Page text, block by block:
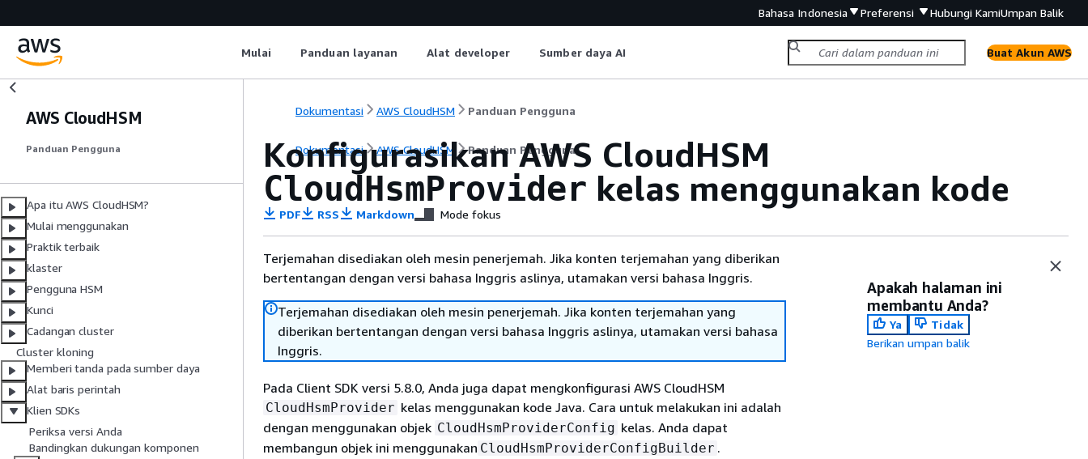
Bahasa Indonesia Preferensi Hubungi KamiUmpan Balik
Mulai Panduan layanan Alat developer Sumber daya AI Buat Akun AWS
AWS CloudHSM
Panduan Pengguna
Apa itu AWS CloudHSM?
Mulai menggunakan
Praktik terbaik
klaster
Pengguna HSM
Kunci
Cadangan cluster
Cluster kloning
Memberi tanda pada sumber daya
Alat baris perintah
Klien SDKs
Periksa versi Anda
Bandingkan dukungan komponen
Dokumentasi AWS CloudHSM Panduan Pengguna
Dokumentasi AWS CloudHSM Panduan Pengguna
Konfigurasikan AWS CloudHSM
CloudHsmProvider kelas menggunakan kode
PDF RSS Markdown Mode fokus
Terjemahan disediakan oleh mesin penerjemah. Jika konten terjemahan yang diberikan
bertentangan dengan versi bahasa Inggris aslinya, utamakan versi bahasa Inggris.
Terjemahan disediakan oleh mesin penerjemah. Jika konten terjemahan yang
diberikan bertentangan dengan versi bahasa Inggris aslinya, utamakan versi bahasa
Inggris.
Pada Client SDK versi 5.8.0, Anda juga dapat mengkonfigurasi AWS CloudHSM
CloudHsmProvider kelas menggunakan kode Java. Cara untuk melakukan ini adalah
dengan menggunakan objek CloudHsmProviderConfig kelas. Anda dapat
membangun objek ini menggunakan CloudHsmProviderConfigBuilder .
Apakah halaman ini
membantu Anda?
Ya
Tidak
Berikan umpan balik